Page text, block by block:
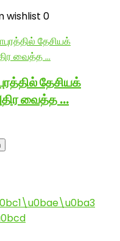
wishlist 0
தேசியக்
வைத்த …